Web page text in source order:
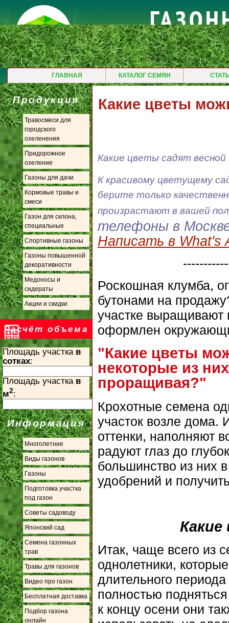
ГЛАВНАЯ КАТАЛОГ СЕМЯН
Продукция
Травосмеси для
городского
озеленения
Придорожное
озеление
Газоны для дачи
Кормовые травы и
смеси
Газон для склона,
специальные
Спортивные газоны
Газоны повышенной
декоративности
Медоносы и
сидераты
Акции и скидки
Расчёт объема
Площадь участка в
сотках:
Площадь участка в
м2:
Информация
Многолетние
Виды газонов
Газоны
Подготовка участка
под газон
Советы садоводу
Японский сад
Семена газонных
трав
Травы для газонов
Видео про газон
Бесплатная доставка
Подбор газона
онлайн
Какие цветы
Какие цветы садят
К красивому цветущему
берите только
произрастают в вашей
телефоны в
Написать в What's
Роскошная клумба,
бутонами на
участке выращивают
оформлен
"Какие цветы
некоторые из
проращивая?"
Крохотные семена
участок возле дома.
оттенки, наполняют
радуют глаз до
большинство из них
удобрений и
Итак, чаще всего из
однолетники,
длительного
полностью
к концу осени они